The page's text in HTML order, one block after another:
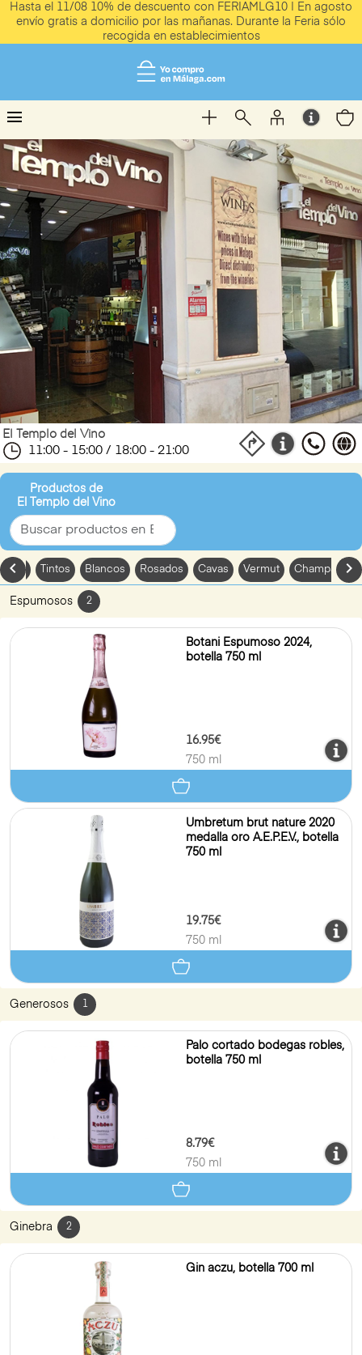
Hasta el 11/08 10% de descuento con FERIAMLG10 | En agosto
envío gratis a domicilio por las mañanas. Durante la Feria sólo
recogida en establecimientos
menu
El Templo del Vino
11:00 - 15:00 / 18:00 - 21:00
Productos de
El Templo del Vino
chevron_left Tintos Blancos Rosados Cavas Vermut Champagne
Espumosos 2
Botani Espumoso 2024,
botella 750 ml
16.95€
750 ml
Umbretum brut nature 2020
medalla oro A.E.P.E.V., botella
750 ml
19.75€
750 ml
Generosos 1
Palo cortado bodegas robles,
botella 750 ml
8.79€
750 ml
Ginebra 2
Gin aczu, botella 700 ml